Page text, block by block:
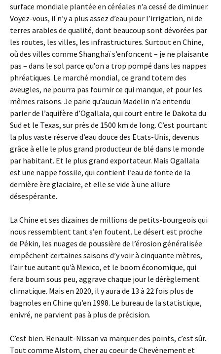
surface mondiale plantée en céréales n’a cessé de diminuer.
Voyez-vous, il n’y a plus assez d’eau pour l’irrigation, ni de
terres arables de qualité, dont beaucoup sont dévorées par
les routes, les villes, les infrastructures. Surtout en Chine,
où des villes comme Shanghaï s’enfoncent – je ne plaisante
pas – dans le sol parce qu’on a trop pompé dans les nappes
phréatiques. Le marché mondial, ce grand totem des
aveugles, ne pourra pas fournir ce qui manque, et pour les
mêmes raisons. Je parie qu’aucun Madelin n’a entendu
parler de l’aquifère d’Ogallala, qui court entre le Dakota du
Sud et le Texas, sur près de 1500 km de long. C’est pourtant
la plus vaste réserve d’eau douce des Etats-Unis, devenus
grâce à elle le plus grand producteur de blé dans le monde
par habitant. Et le plus grand exportateur. Mais Ogallala
est une nappe fossile, qui contient l’eau de fonte de la
dernière ère glaciaire, et elle se vide à une allure
désespérante.
La Chine et ses dizaines de millions de petits-bourgeois qui
nous ressemblent tant s’en foutent. Le désert est proche
de Pékin, les nuages de poussière de l’érosion généralisée
empêchent certaines saisons d’y voir à cinquante mètres,
l’air tue autant qu’à Mexico, et le boom économique, qui
fera boum sous peu, aggrave chaque jour le dérèglement
climatique. Mais en 2020, il y aura de 13 à 22 fois plus de
bagnoles en Chine qu’en 1998. Le bureau de la statistique,
enivré, ne parvient pas à plus de précision.
C’est bien. Renault-Nissan va marquer des points, c’est sûr.
Tout comme Alstom, cher au coeur de Chevènement et